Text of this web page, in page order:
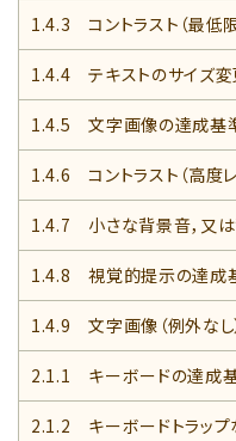
1.4.3 コントラスト（最低
1.4.4 テキストのサイズ
1.4.5 文字画像の達成基
1.4.6 コントラスト（高度
1.4.7 小さな背景音，又
1.4.8 視覚的提示の達成
1.4.9 文字画像（例外なし
2.1.1 キーボードの達成
2.1.2 キーボードトラップ